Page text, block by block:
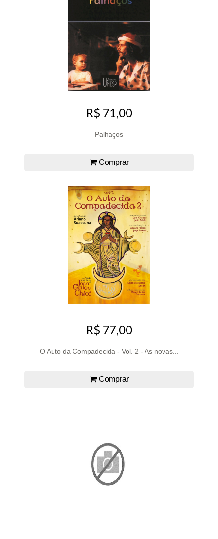
R$ 71,00
Palhaços
Comprar
R$ 77,00
O Auto da Compadecida - Vol. 2 - As novas...
Comprar